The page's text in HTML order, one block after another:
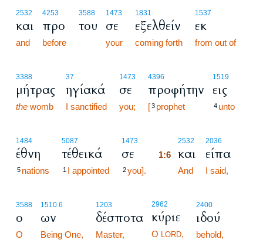
2532
και
and
4253
προ
before
3588
του
1473
σε
your
1831
εξελθείν
coming forth
1537
εκ
from out of
3388
μήτρας
the womb
37
ηγίακά
I sanctified
1473
σε
you;
4396
προφήτην
[3 prophet
1519
εις
4 unto
1484
έθνη
5 nations
5087
τέθεικά
1 I appointed
1473
σε
2you].
2532
1:6 και
And
2036
είπα
I said,
3588
ο
O
1510.6
ων
Being One,
1203
δέσποτα
Master,
2962
κύριε
O LORD,
2400
ιδού
behold,